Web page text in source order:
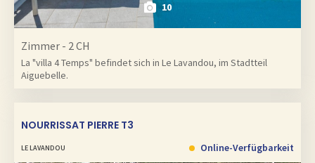
10
Zimmer - 2 CH
La "villa 4 Temps" befindet sich in Le Lavandou, im Stadtteil
Aiguebelle.
NOURRISSAT PIERRE T3
LE LAVANDOU Online-Verfügbarkeit